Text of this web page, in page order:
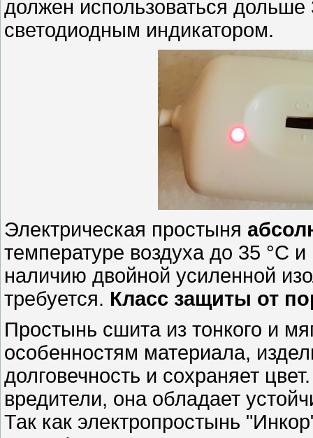
должен использоваться
светодиодным индикатором.
Электрическая простыня
температуре воздуха до 35 °С
наличию двойной усиленной
требуется. Класс защиты от
Простынь сшита из тонкого и
особенностям материала,
долговечность и сохраняет
вредители, она обладает
Так как электропростынь